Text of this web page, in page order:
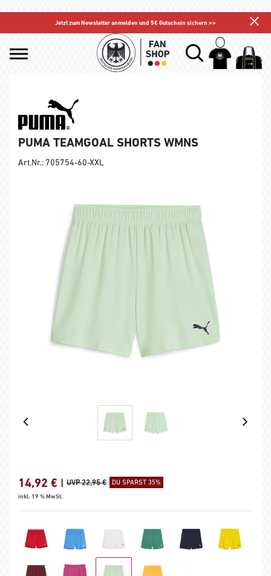
Jetzt zum Newsletter anmelden und 5€ Gutschein sichern >>
PUMA TEAMGOAL SHORTS WMNS
Art.Nr.: 705754-60-XXL
14,92 € | UVP 22,95 € DU SPARST 35%
inkl. 19 % MwSt.